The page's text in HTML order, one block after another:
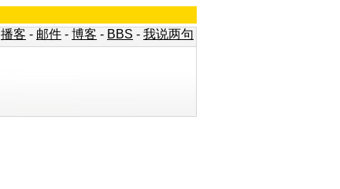
播客 - 邮件 - 博客 - BBS - 我说两句